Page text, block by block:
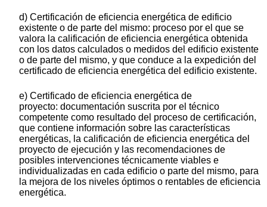
d) Certificación de eficiencia energética de edificio
existente o de parte del mismo: proceso por el que se
valora la calificación de eficiencia energética obtenida
con los datos calculados o medidos del edificio existente
o de parte del mismo, y que conduce a la expedición del
certificado de eficiencia energética del edificio existente.
e) Certificado de eficiencia energética de
proyecto: documentación suscrita por el técnico
competente como resultado del proceso de certificación,
que contiene información sobre las características
energéticas, la calificación de eficiencia energética del
proyecto de ejecución y las recomendaciones de
posibles intervenciones técnicamente viables e
individualizadas en cada edificio o parte del mismo, para
la mejora de los niveles óptimos o rentables de eficiencia
energética.